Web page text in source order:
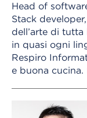
Head of
Stack
dell’arte di
in quasi ogni
Respiro
e buona cucina.